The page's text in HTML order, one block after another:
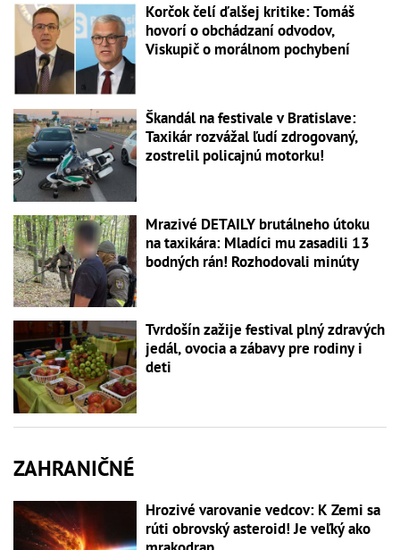
Korčok čelí ďalšej kritike: Tomáš
hovorí o obchádzaní odvodov,
Viskupič o morálnom pochybení
Škandál na festivale v Bratislave:
Taxikár rozvážal ľudí zdrogovaný,
zostrelil policajnú motorku!
Mrazivé DETAILY brutálneho útoku
na taxikára: Mladíci mu zasadili 13
bodných rán! Rozhodovali minúty
Tvrdošín zažije festival plný zdravých
jedál, ovocia a zábavy pre rodiny i
deti
ZAHRANIČNÉ
Hrozivé varovanie vedcov: K Zemi sa
rúti obrovský asteroid! Je veľký ako